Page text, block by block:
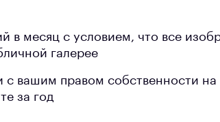
в месяц с условием, что все
галерее
с вашим правом собственности на
за год